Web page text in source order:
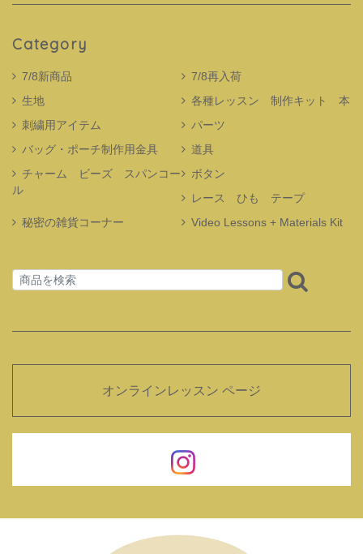
Category
7/8新商品
7/8再入荷
生地
各種レッスン 制作キット 本
刺繍用アイテム
パーツ
バッグ・ポーチ制作用金具
道具
チャーム ビーズ スパンコー
ル
ボタン
レース ひも テープ
秘密の雑貨コーナー
Video Lessons + Materials Kit
オンラインレッスン ページ